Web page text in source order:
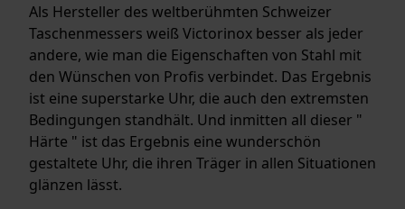
Als Hersteller des weltberühmten Schweizer
Taschenmessers weiß Victorinox besser als jeder
andere, wie man die Eigenschaften von Stahl mit
den Wünschen von Profis verbindet. Das Ergebnis
ist eine superstarke Uhr, die auch den extremsten
Bedingungen standhält. Und inmitten all dieser "
Härte " ist das Ergebnis eine wunderschön
gestaltete Uhr, die ihren Träger in allen Situationen
glänzen lässt.